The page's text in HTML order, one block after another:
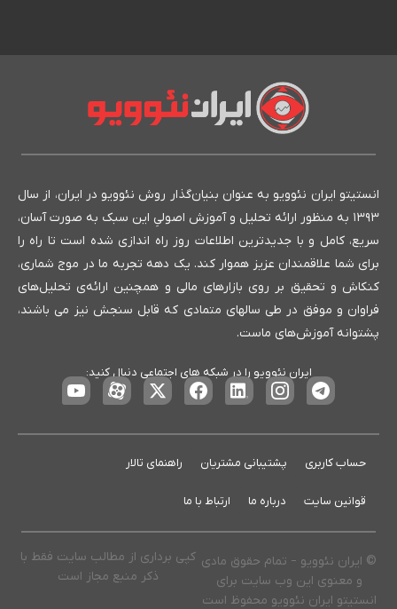
حساب کاربری پشتیبانی مشتریان راهنمای تالار
قوانین سایت درباره ما ارتباط با ما
انستیتو ایران نئوویو به عنوان بنیان‌گذار روش نئوویو در ایران، از سال
۱۳۹۳ به منظور ارائه تحلیل و آموزش اصولیِ این سبک به صورت آسان،
سریع، کامل و با جدیدترین اطلاعات روز راه اندازی شده است تا راه را
برای شما علاقمندان عزیز هموار کند. یک دهه تجربه ما در موج شماری،
کنکاش و تحقیق بر روی بازارهای مالی و همچنین ارائه‌ی تحلیل‌های
فراوان و موفق در طی سالهای متمادی که قابل سنجش نیز می باشند،
پشتوانه آموزش‌های ماست.
ایران نئوویو را در شبکه های اجتماعی دنبال کنید:
© ایران نئوویو – تمام حقوق مادی
و معنوی این وب سایت برای
انستیتو ایران نئوویو محفوظ است
کپی برداری از مطالب سایت فقط با
ذکر منبع مجاز است